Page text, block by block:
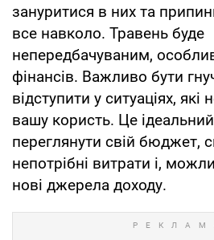
зануритися в них та
все навколо. Травень буде
непередбачуваним,
фінансів. Важливо бути
відступити у ситуаціях, які
вашу користь. Це
переглянути свій бюджет,
непотрібні витрати і,
нові джерела доходу.